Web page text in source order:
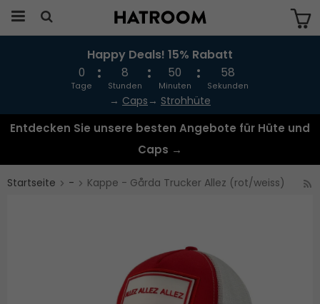
Das Produkt wurde in Ihren Warenkorb
gelegt
Happy Deals! 15% Rabatt
0
Tage
8
Stunden
50
Minuten
58
Sekunden
→ Caps → Strohhüte
Entdecken Sie unsere besten Angebote für Hüte und
Caps →
Startseite - Kappe - Gårda Trucker Allez (rot/weiss)